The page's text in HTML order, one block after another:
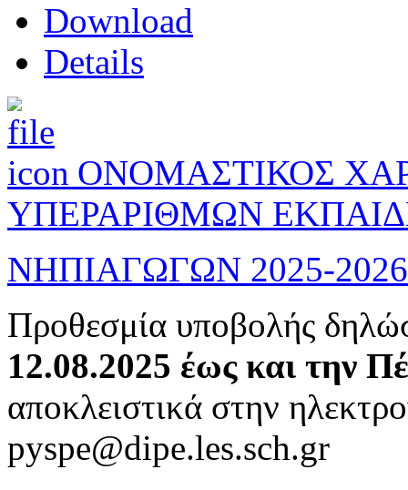
Download
Details
ΟΝΟΜΑΣΤΙΚΟΣ
ΥΠΕΡΑΡΙΘΜΩΝ
ΝΗΠΙΑΓΩΓΩΝ 2025-2026
Προθεσμία υποβολής
12.08.2025 έως και την
αποκλειστικά στην
pyspe@dipe.les.sch.gr